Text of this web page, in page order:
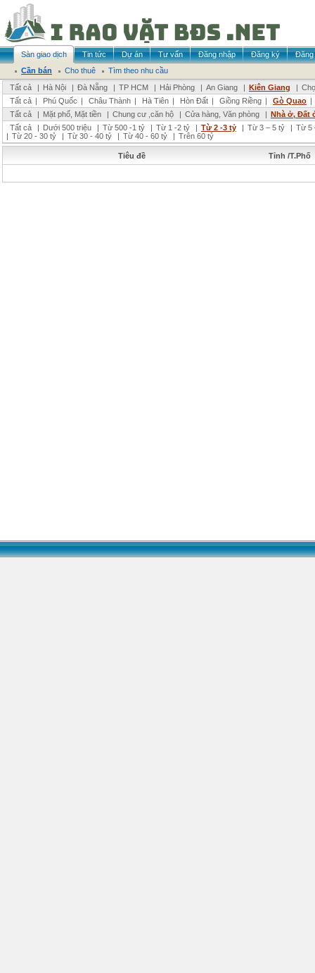
Sàn giao dịch Tin tức Dự án Tư vấn Đăng nhập Đăng ký
Đăng
Cần bán
Cho thuê
Tìm theo nhu cầu
Tất cả
| Hà Nội | Đà Nẵng | TP HCM | Hải Phòng | An Giang | Kiên Giang |
Tất cả | Phú Quốc | Châu Thành | Hà Tiên | Hòn Đất | Giồng Riềng | Gò Quao |
Tất cả
| Mặt phố, Mặt tiền | Chung cư ,căn hộ | Cửa hàng, Văn phòng | Nhà ở, Đất
Tất cả
| Dưới 500 triệu | Từ 500 -1 tỷ | Từ 1 -2 tỷ | Từ 2 -3 tỷ | Từ 3 – 5 tỷ | Từ 5
| Từ 20 - 30 tỷ | Từ 30 - 40 tỷ | Từ 40 - 60 tỷ | Trên 60 tỷ
Tiêu đề Tỉnh /T.Phố